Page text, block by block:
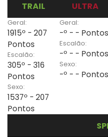
TRAIL
Geral:
1915º - 207
Pontos
Escalão:
305º - 316
Pontos
Sexo:
1537º - 207
Pontos
ULTRA
Geral:
-º - - Pontos
Escalão:
-º - - Pontos
Sexo:
-º - - Pontos